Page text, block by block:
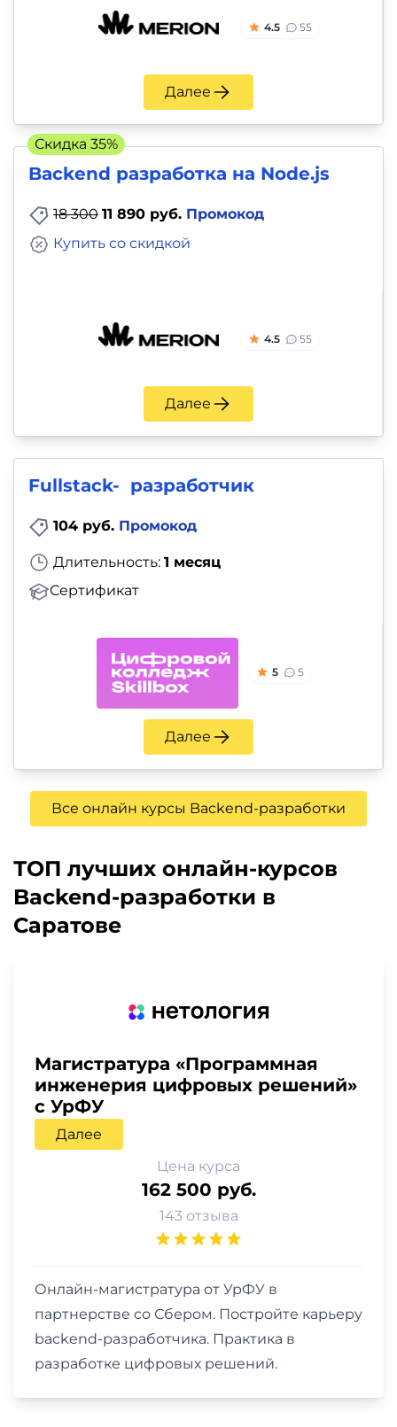
4.5 55
Далее
Backend разработка на Node.js
18 300 11 890 руб. Промокод
Купить со скидкой
4.5 55
Далее
Скидка 35%
Fullstack- разработчик
104 руб. Промокод
Длительность: 1 месяц
Сертификат
5 5
Далее
Все онлайн курсы Backend-разработки
ТОП лучших онлайн-курсов
Backend-разработки в
Саратове
Магистратура «Программная
инженерия цифровых решений»
с УрФУ
Далее
Цена курса
162 500 руб.
143 отзыва
Онлайн-магистратура от УрФУ в
партнерстве со Сбером. Постройте карьеру
backend-разработчика. Практика в
разработке цифровых решений.